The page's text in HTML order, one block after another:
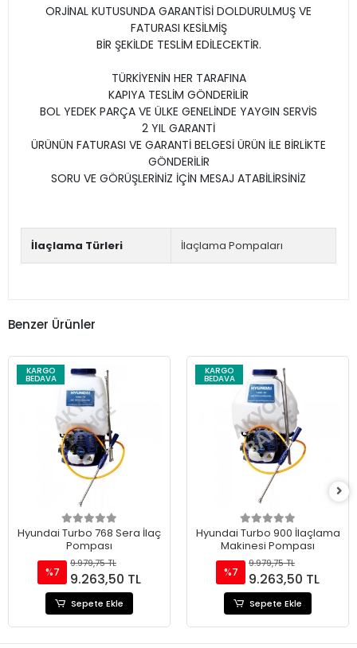
ORJİNAL KUTUSUNDA GARANTİSİ DOLDURULMUŞ VE
FATURASI KESİLMİŞ
BİR ŞEKİLDE TESLİM EDİLECEKTİR.
TÜRKİYENİN HER TARAFINA
KAPIYA TESLİM GÖNDERİLİR
BOL YEDEK PARÇA VE ÜLKE GENELİNDE YAYGIN SERVİS
2 YIL GARANTİ
ÜRÜNÜN FATURASI VE GARANTİ BELGESİ ÜRÜN İLE BİRLİKTE
GÖNDERİLİR
SORU VE GÖRÜŞLERİNİZ İÇİN MESAJ ATABİLİRSİNİZ
İlaçlama Türleri İlaçlama Pompaları
Benzer Ürünler
KARGO
BEDAVA
Hyundai Turbo 768 Sera İlaç
Pompası
%7
9.979,75 TL
9.263,50 TL
Sepete Ekle
KARGO
BEDAVA
Hyundai Turbo 900 İlaçlama
Makinesi Pompası
%7
9.979,75 TL
9.263,50 TL
Sepete Ekle